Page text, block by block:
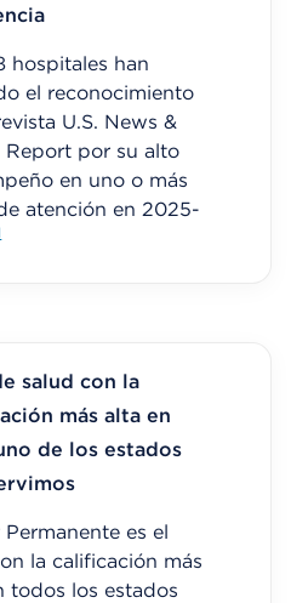
hospitales han
el reconocimiento
U.S. News &
Report por su alto
en uno o más
atención en 2025-
salud con la
más alta en
de los estados
Permanente es el
la calificación más
todos los estados